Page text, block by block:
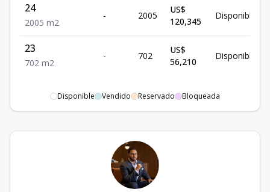
24
2005 m2
- 2005
US$
120,345
Disponible
23
702 m2
- 702
US$
56,210
Disponible
Disponible Vendido Reservado Bloqueada